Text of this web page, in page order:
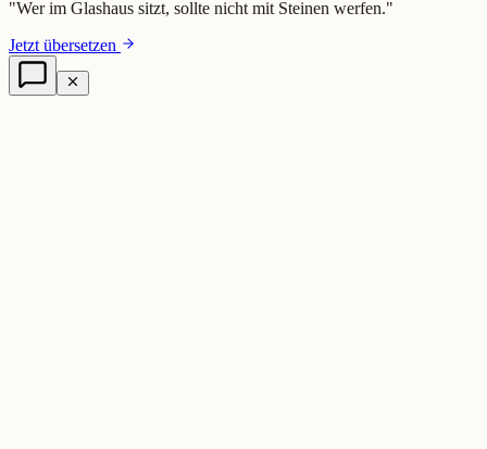
"Wer im Glashaus sitzt, sollte nicht mit Steinen werfen."
Jetzt übersetzen